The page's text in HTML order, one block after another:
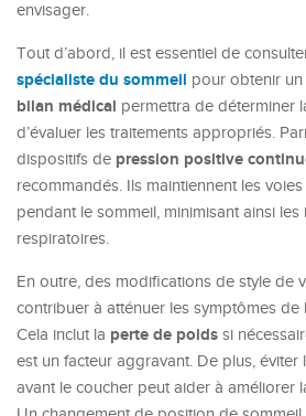
envisager.
Tout d’abord, il est essentiel de
spécialiste du sommeil pour obtenir
bilan médical permettra de déterminer
d’évaluer les traitements appropriés.
dispositifs de pression positive
recommandés. Ils maintiennent les
pendant le sommeil, minimisant ainsi
respiratoires.
En outre, des modifications de style de
contribuer à atténuer les symptômes de
Cela inclut la perte de poids si
est un facteur aggravant. De plus, éviter
avant le coucher peut aider à améliorer